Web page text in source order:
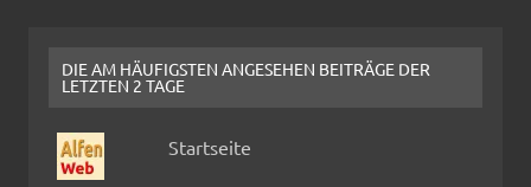
DIE AM HÄUFIGSTEN ANGESEHEN BEITRÄGE DER
LETZTEN 2 TAGE
Startseite